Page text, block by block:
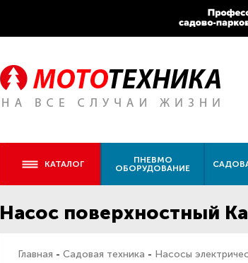
КАТАЛОГ
ПНЕВМО
ОБОРУДОВАНИЕ
Насос поверхностный
Главная - Садовая техника - Насосы